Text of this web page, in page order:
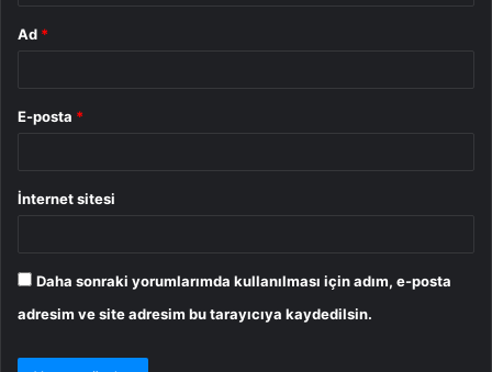
Ad *
E-posta *
İnternet sitesi
Daha sonraki yorumlarımda kullanılması için adım, e-posta
adresim ve site adresim bu tarayıcıya kaydedilsin.